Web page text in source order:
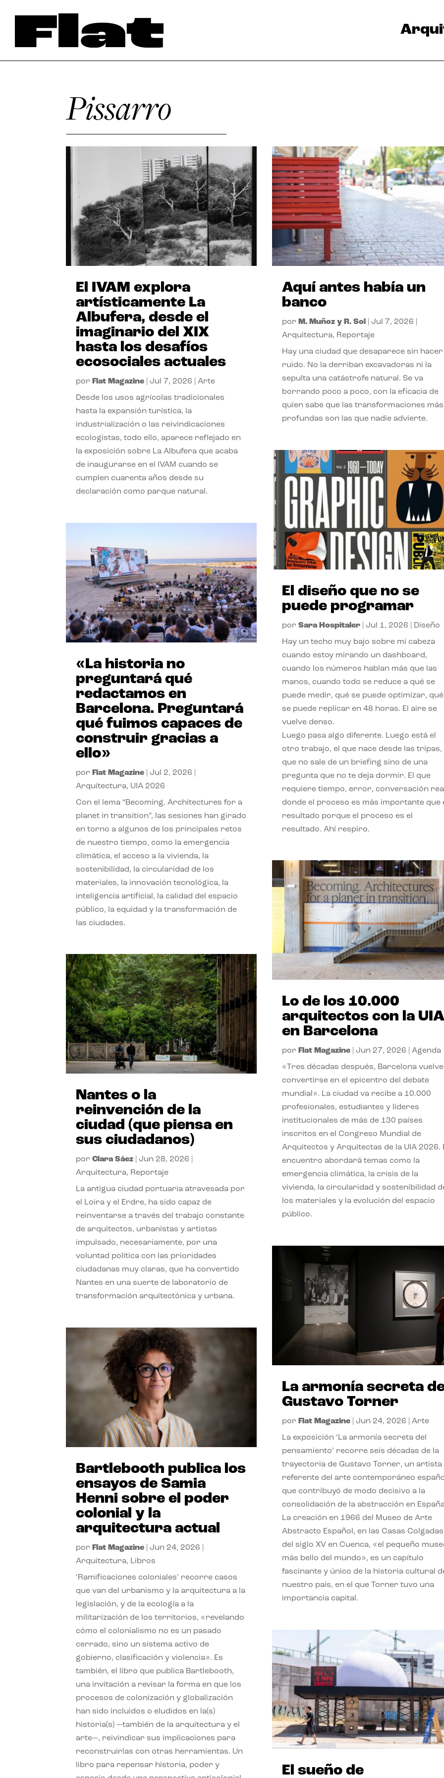
Pissarro
El IVAM explora
artísticamente La
Albufera, desde el
imaginario del XIX
hasta los desafíos
ecosociales actuales
por Flat Magazine Jul 7, 2026 |Arte
Desde los usos agrícolas tradicionales
hasta la expansión turística, la
industrialización o las reivindicaciones
ecologistas, todo ello, aparece reflejado en
la exposición sobre La Albufera que acaba
de inaugurarse en el IVAM cuando se
cumplen cuarenta años desde su
declaración como parque natural.
«La historia no
preguntará qué
redactamos en
Barcelona. Preguntará
qué fuimos capaces de
construir gracias a
ello»
por Flat Magazine Jul 2, 2026
Arquitectura, UIA 2026
Con el lema “Becoming. Architectures for a
planet in transition”, las sesiones han girado
en torno a algunos de los principales retos
de nuestro tiempo, como la emergencia
climática, el acceso a la vivienda, la
sostenibilidad, la circularidad de los
materiales, la innovación tecnológica, la
inteligencia artificial, la calidad del espacio
público, la equidad y la transformación de
las ciudades.
Nantes o la
reinvención de la
ciudad (que piensa en
sus ciudadanos)
porClara Sáez Jun 28, 2026
Arquitectura, Reportaje
La antigua ciudad portuaria atravesada por
el Loira y el Erdre, ha sido capaz de
reinventarse a través del trabajo constante
de arquitectos, urbanistas y artistas
impulsado, necesariamente, por una
voluntad política con las prioridades
ciudadanas muy claras, que ha convertido
Nantes en una suerte de laboratorio de
transformación arquitectónica y urbana.
Bartlebooth publica los
ensayos de Samia
Henni sobre el poder
colonial y la
arquitectura actual
por Flat Magazine Jun 24, 2026
Arquitectura, Libros
‘Ramificaciones coloniales’ recorre casos
que van del urbanismo y la arquitectura a la
legislación, y de la ecología a la
militarización de los territorios, «revelando
cómo el colonialismo no es un pasado
cerrado, sino un sistema activo de
gobierno, clasificación y violencia». Es
también, el libro que publica Bartlebooth,
una invitación a revisar la forma en que los
procesos de colonización y globalización
han sido incluidos o eludidos en la(s)
historia(s) —también de la arquitectura y el
arte—, reivindicar sus implicaciones para
reconstruirlas con otras herramientas. Un
libro para repensar historia, poder y
Aquí antes había un
banco
por M. Muñoz y R. Sol Jul 7, 2026
Arquitectura, Reportaje
Hay una ciudad que desaparece sin hacer
ruido. No la derriban excavadoras ni la
sepulta una catástrofe natural. Se va
borrando poco a poco, con la eficacia de
quien sabe que las transformaciones más
profundas son las que nadie advierte.
El diseño que no se
puede programar
por Sara Hospitaler| Jul 1, 2026 Diseño
Hay un techo muy bajo sobre mi cabeza
cuando estoy mirando un dashboard,
cuando los números hablan más que las
manos, cuando todo se reduce a qué se
puede medir, qué se puede optimizar, qué
se puede replicar en 48 horas. El aire se
vuelve denso.
Luego pasa algo diferente. Luego está el
otro trabajo, el que nace desde las tripas,
que no sale de un briefing sino de una
pregunta que no te deja dormir. El que
requiere tiempo, error, conversación
donde el proceso es más importante que
resultado porque el proceso es el
resultado. Ahí respiro.
Lo de los 10.000
arquitectos con la UIA
en Barcelona
por Flat Magazine| Jun 27, 2026 Agenda
«Tres décadas después, Barcelona vuelve
convertirse en el epicentro del debate
mundial». La ciudad va recibe a 10.000
profesionales, estudiantes y líderes
institucionales de más de 130 países
inscritos en el Congreso Mundial de
Arquitectos y Arquitectas de la UIA 2026.
encuentro abordará temas como la
emergencia climática, la crisis de la
vivienda, la circularidad y sostenibilidad
los materiales y la evolución del espacio
público.
La armonía secreta
Gustavo Torner
por Flat Magazine| Jun 24, 2026 Arte
La exposición ‘La armonía secreta del
pensamiento’ recorre seis décadas de la
trayectoria de Gustavo Torner, un artista
referente del arte contemporáneo
que contribuyó de modo decisivo a la
consolidación de la abstracción en
La creación en 1966 del Museo de Arte
Abstracto Español, en las Casas Colgadas
del siglo XV en Cuenca, «el pequeño
más bello del mundo», es un capítulo
fascinante y único de la historia cultural
nuestro país, en el que Torner tuvo una
importancia capital.
El sueño de